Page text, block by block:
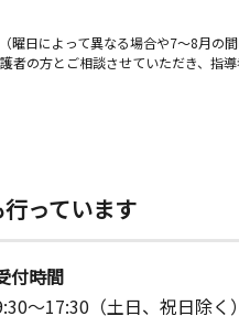
日によって異なる場合や7～8月の間
の方とご相談させていただき、指導
行っています
付時間
～17:30（土日、祝日除く）